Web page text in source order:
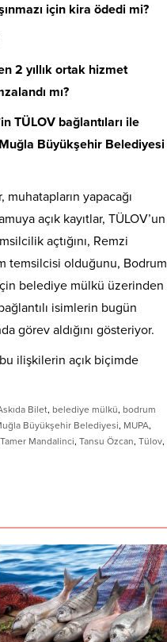
için kira ödedi mi?
2 yıllık ortak hizmet
mı?
TÜLOV bağlantıları ile
Büyükşehir Belediyesi
muhatapların yapacağı
açık kayıtlar, TÜLOV’un
açtığını, Remzi
temsilcisi olduğunu, Bodrum
belediye mülkü üzerinden
isimlerin bugün
görev aldığını gösteriyor.
ilişkilerin açık biçimde
Bilet, belediye mülkü, bodrum
Büyükşehir Belediyesi, MUPA,
Tamer Mandalinci, Tansu Özcan, Tülov,